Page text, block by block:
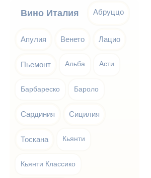
Вино Италия Абруццо
Апулия Венето Лацио
Пьемонт Альба Асти
Барбареско Бароло
Сардиния Сицилия
Тоскана Кьянти
Кьянти Классико